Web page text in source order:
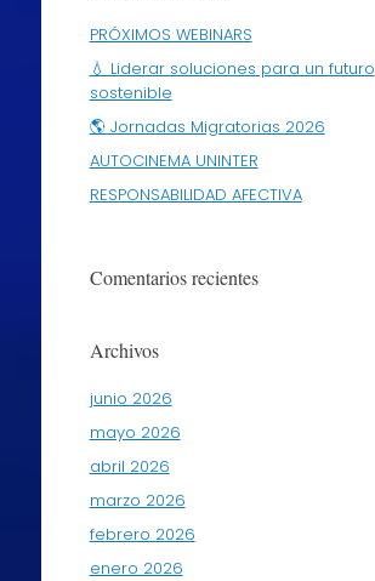
PRÓXIMOS WEBINARS
💧 Liderar soluciones para un futuro
sostenible
🌎 Jornadas Migratorias 2026
AUTOCINEMA UNINTER
RESPONSABILIDAD AFECTIVA
Comentarios recientes
Archivos
junio 2026
mayo 2026
abril 2026
marzo 2026
febrero 2026
enero 2026